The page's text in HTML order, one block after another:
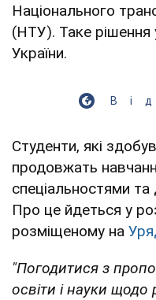
Національного
(НТУ). Таке рішення
України.
Студенти, які
продовжать
спеціальностями
Про це йдеться у
розміщеному на
"Погодитися з
освіти і науки щодо